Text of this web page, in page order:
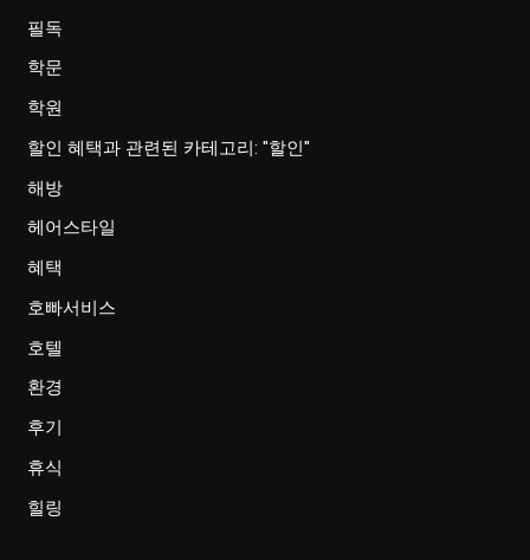
필독
학문
학원
할인 혜택과 관련된 카테고리: "할인"
해방
헤어스타일
혜택
호빠서비스
호텔
환경
후기
휴식
힐링